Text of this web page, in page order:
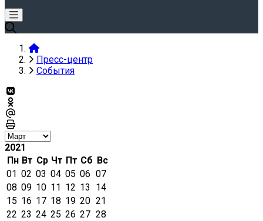
Пресс-центр
События
2021
Пн Вт Ср Чт Пт Сб Вс
01 02 03 04 05 06 07
08 09 10 11 12 13
14
15 16 17 18 19 20 21
22 23 24 25 26 27 28